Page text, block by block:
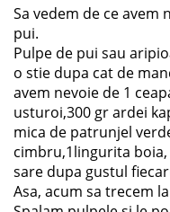
Sa vedem de ce
pui.
Pulpe de pui sau
o stie dupa cat de
avem nevoie de 1
usturoi,300 gr ardei
mica de patrunjel
cimbru,1lingurita
sare dupa gustul
Asa, acum sa trecem